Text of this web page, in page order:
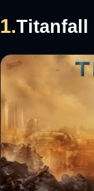
1.Titanfall